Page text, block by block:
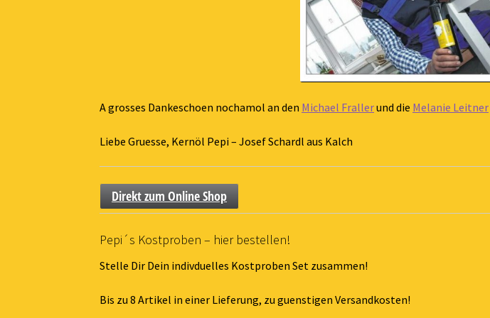
A grosses Dankeschoen nochamol an den Michael Frallerund die Melanie Leitner
Liebe Gruesse, Kernöl Pepi – Josef Schardl aus Kalch
Direkt zum Online Shop
Pepi´s Kostproben – hier bestellen!
Stelle Dir Dein indivduelles Kostproben Set zusammen!
Bis zu 8 Artikel in einer Lieferung, zu guenstigen Versandkosten!